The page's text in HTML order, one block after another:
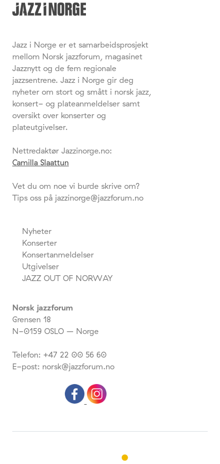
Jazz i Norge er et samarbeidsprosjekt
mellom Norsk jazzforum, magasinet
Jazznytt og de fem regionale
jazzsentrene. Jazz i Norge gir deg
nyheter om stort og smått i norsk jazz,
konsert- og plateanmeldelser samt
oversikt over konserter og
plateutgivelser.
Nettredaktør Jazzinorge.no:
Camilla Slaattun
Vet du om noe vi burde skrive om?
Tips oss på jazzinorge@jazzforum.no
Nyheter
Konserter
Konsertanmeldelser
Utgivelser
JAZZ OUT OF NORWAY
Norsk jazzforum
Grensen 18
N-0159 OSLO – Norge
Telefon: +47 22 00 56 60
E-post: norsk@jazzforum.no